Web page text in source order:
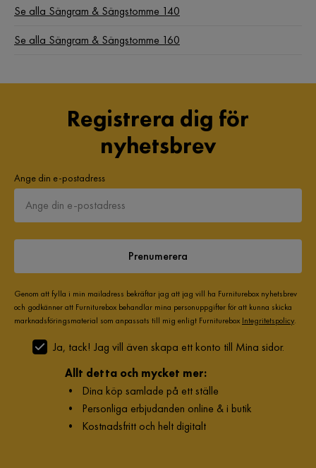
Se alla Sängram & Sängstomme 140
Se alla Sängram & Sängstomme 160
Registrera dig för
nyhetsbrev
Ange din e-postadress
Prenumerera
Genom att fylla i min mailadress bekräftar jag att jag vill ha Furniturebox nyhetsbrev
och godkänner att Furniturebox behandlar mina personuppgifter för att kunna skicka
marknadsföringsmaterial som anpassats till mig enligt Furniturebox Integritetspolicy.
Ja, tack! Jag vill även skapa ett konto till Mina sidor.
Allt detta och mycket mer:
• Dina köp samlade på ett ställe
• Personliga erbjudanden online & i butik
• Kostnadsfritt och helt digitalt